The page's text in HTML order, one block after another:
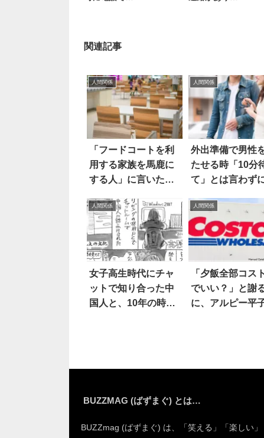
関連記事
人間関係
「フードコートを利
用する家族を馬鹿に
する人」に言いたい
人間関係
外出準備で男性
たせる時「10分
て」とは言わず
人間関係
女子高生時代にチャ
ットで知り合った中
国人と、10年の時を
人間関係
「夕飯全部コス
でいい？」と謝
に、アルピー平
BUZZMAG (ばずまぐ) とは…
BUZZmag (ばずまぐ) は、「笑える」「楽しい